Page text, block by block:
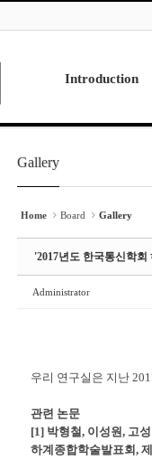
Introduction
Research
Contact Us
Gallery
Home Board Gallery
'2017년도 한국통신학
Administrator
우리 연구실은 지난
관련 논문
[1] 박형철, 이성원, 고
하계종합학술발표회,